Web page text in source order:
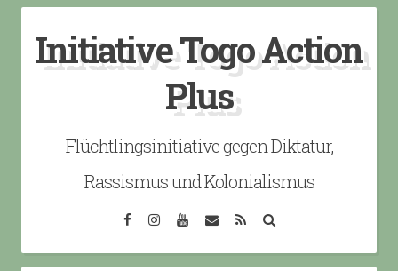
content
Initiative Togo Action
Plus
Flüchtlingsinitiative gegen Diktatur,
Rassismus und Kolonialismus
FacebookInstagramYouTube
EmailRSS